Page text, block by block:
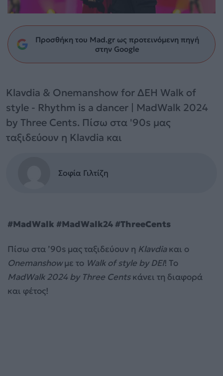
Προσθήκη του Mad.gr ως προτεινόμενη πηγή
στην Google
Klavdia & Onemanshow for ΔΕΗ Walk of
style - Rhythm is a dancer | MadWalk 2024
by Three Cents. Πίσω στα '90s μας
ταξιδεύουν η Klavdia και
Σοφία Γιλτίζη
#MadWalk #MadWalk24 #ThreeCents
Πίσω στα ’90s μας ταξιδεύουν η Klavdiaκαι ο
Onemanshowμε το Walk of style by DEI! To
MadWalk 2024 by Three Centsκάνει τη διαφορά
και φέτος!